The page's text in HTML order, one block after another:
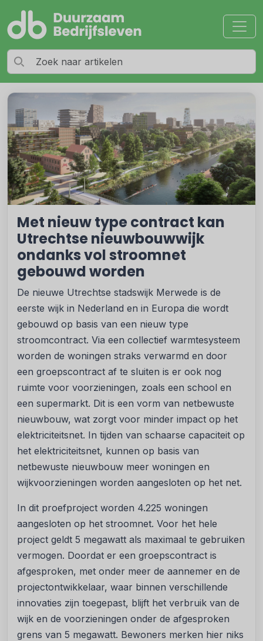
Met nieuw type contract kan
Utrechtse nieuwbouwwijk
ondanks vol stroomnet
gebouwd worden
De nieuwe Utrechtse stadswijk Merwede is de
eerste wijk in Nederland en in Europa die wordt
gebouwd op basis van een nieuw type
stroomcontract. Via een collectief warmtesysteem
worden de woningen straks verwarmd en door
een groepscontract af te sluiten is er ook nog
ruimte voor voorzieningen, zoals een school en
een supermarkt. Dit is een vorm van netbewuste
nieuwbouw, wat zorgt voor minder impact op het
elektriciteitsnet. In tijden van schaarse capaciteit op
het elektriciteitsnet, kunnen op basis van
netbewuste nieuwbouw meer woningen en
wijkvoorzieningen worden aangesloten op het net.
In dit proefproject worden 4.225 woningen
aangesloten op het stroomnet. Voor het hele
project geldt 5 megawatt als maximaal te gebruiken
vermogen. Doordat er een groepscontract is
afgesproken, met onder meer de aannemer en de
projectontwikkelaar, waar binnen verschillende
innovaties zijn toegepast, blijft het verbruik van de
wijk en de voorzieningen onder de afgesproken
grens van 5 megawatt. Bewoners merken hier niks